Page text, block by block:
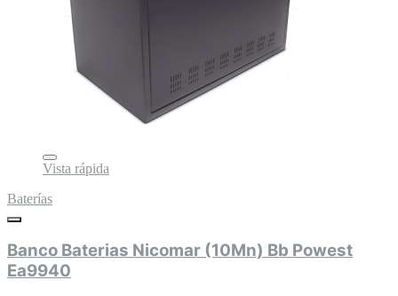
Vista rápida
Baterías
Banco Baterias Nicomar (10Mn) Bb Powest
Ea9940